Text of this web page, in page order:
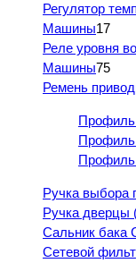
Регулятор
Машины17
Реле уровня
Машины75
Ремень
Ручка выбора
Ручка
Сальник бака
Сетевой